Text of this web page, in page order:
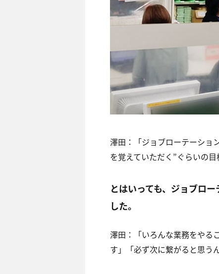
澤田：
「ジョブローテーシ
を覚えていただく”ぐらいの
とはいっても、ジョブロ
した。
澤田：
「いろんな業務をや
す」「必ず次に繋がると思う